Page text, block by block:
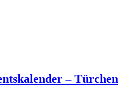
– Türchen